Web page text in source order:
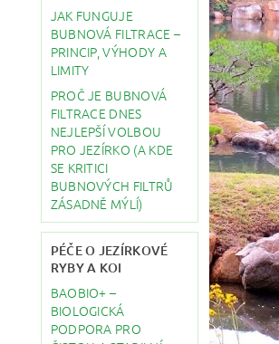
JAK FUNGUJE
BUBNOVÁ FILTRACE –
PRINCIP, VÝHODY A
LIMITY
PROČ JE BUBNOVÁ
FILTRACE DNES
NEJLEPŠÍ VOLBOU
PRO JEZÍRKO (A KDE
SE KRITICI
BUBNOVÝCH FILTRŮ
ZÁSADNĚ MÝLÍ)
PÉČE O JEZÍRKOVÉ
RYBY A KOI
BAOBIO+ –
BIOLOGICKÁ
PODPORA PRO